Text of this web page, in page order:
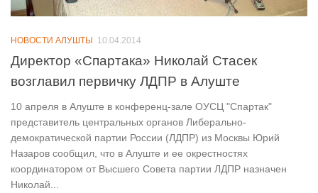
НОВОСТИ АЛУШТЫ 10.04.2014
Директор «Спартака» Николай Стасек
возглавил первичку ЛДПР в Алуште
10 апреля в Алуште в конференц-зале ОУСЦ "Спартак"
представитель центральных органов Либерально-
демократической партии России (ЛДПР) из Москвы Юрий
Назаров сообщил, что в Алуште и ее окрестностях
координатором от Высшего Совета партии ЛДПР назначен
Николай...